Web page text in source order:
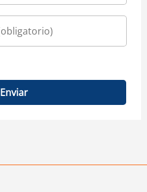
Enviar